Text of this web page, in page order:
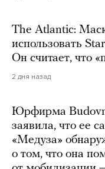
The Atlantic:
использовать
Он считает, что
2 дня назад
Юрфирма
заявила, что ее
«Медуза»
о том, что она